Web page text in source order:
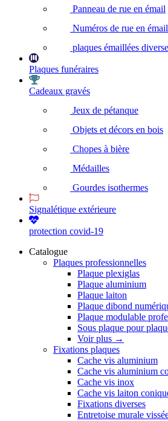
Panneau de rue en émail
Numéros de rue en émail
plaques émaillées
Plaques funéraires
Cadeaux gravés
Jeux de pétanque
Objets et décors en bois
Chopes à bière
Médailles
Gourdes isothermes
Signalétique extérieure
protection covid-19
Catalogue
Plaques professionnelles
Plaque plexiglas
Plaque aluminium
Plaque laiton
Plaque dibond
Plaque modulable
Sous plaque pour
Voir plus →
Fixations plaques
Cache vis aluminium
Cache vis aluminium
Cache vis inox
Cache vis laiton
Fixations diverses
Entretoise murale